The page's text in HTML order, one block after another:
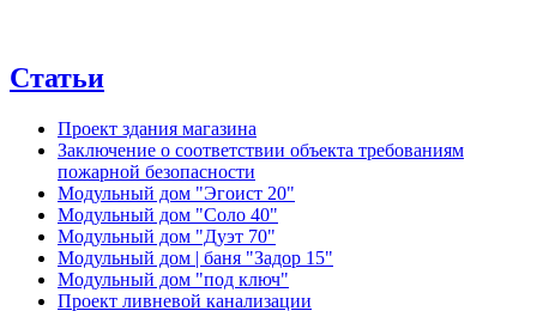
Статьи
Проект здания магазина
Заключение о соответствии объекта требованиям
пожарной безопасности
Модульный дом "Эгоист 20"
Модульный дом "Соло 40"
Модульный дом "Дуэт 70"
Модульный дом | баня "Задор 15"
Модульный дом "под ключ"
Проект ливневой канализации